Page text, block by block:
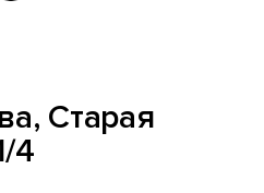
Старая
4